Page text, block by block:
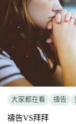
大家都在看 禱告
禱告VS拜拜